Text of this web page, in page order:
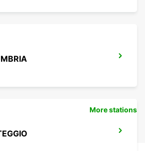
More stations